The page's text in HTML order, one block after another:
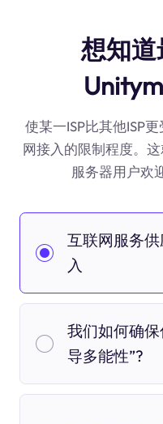
想知
使某一ISP比其他ISP
网接入的限制程度。
服务器用户欢
互联网服务
入
我们如何确
导多能性”?